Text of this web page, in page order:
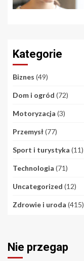
Kategorie
Biznes (49)
Dom i ogród (72)
Motoryzacja (3)
Przemysł(77)
Sport i turystyka (11)
Technologia (71)
Uncategorized (12)
Zdrowie i uroda (415)
Nie przegap